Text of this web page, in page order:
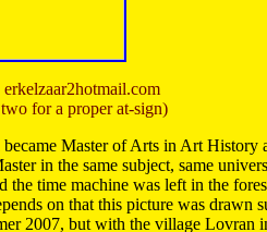
for a proper at-sign)
Master of Arts in Art
in the same subject, same
time machine was left in the
on that this picture was drawn
2007, but with the village Lovran